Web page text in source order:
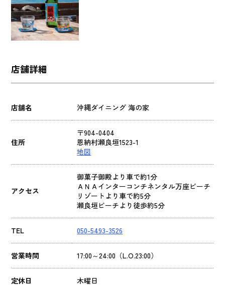
店舗詳細
店舗名 沖縄ダイニング 海の家
住所
〒904-0404
恩納村瀬良垣1523-1
地図
アクセス
御菓子御殿より車で約1分
ＡＮＡインターコンチネンタル万座ビーチ
リゾートより車で約5分
瀬良垣ビーチより徒歩約5分
TEL 050-5493-3526
営業時間 17:00～24:00（L.O.23:00）
定休日 木曜日